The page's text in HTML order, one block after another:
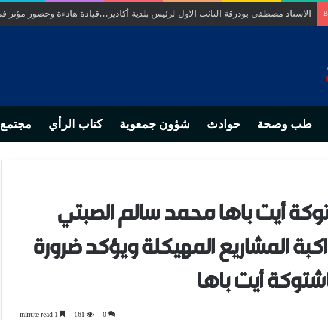
الاستاد مصطفى بودرقة النائب الاول لرئيس بلدية أكادير…قيادة هادءة وحضور مؤتر
طب وصحة حوادث شؤون جمعوية كتاب الرأي مجتمع
أيت باها محمد سالم الصبتي
المشاريع المهيكلة ويؤكد ضرورة
أيت باها
0
161